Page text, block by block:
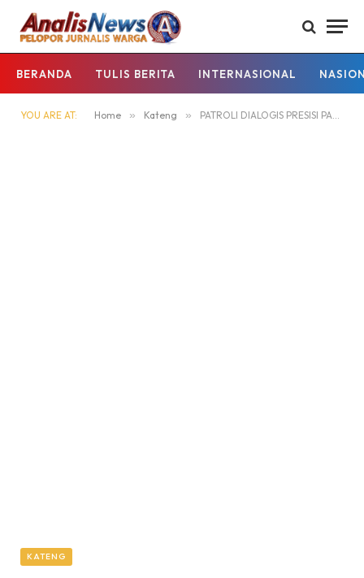
BERANDA TULIS BERITA INTERNASIONAL
YOU ARE AT: Home » Kateng » PATROLI DIALOGIS PRESISI PAMAPTA II POLRES SERUYAN SAMBANG WARGA, SAMPAIKAN HIMBAUAN KAMTIBMAS
KATENG